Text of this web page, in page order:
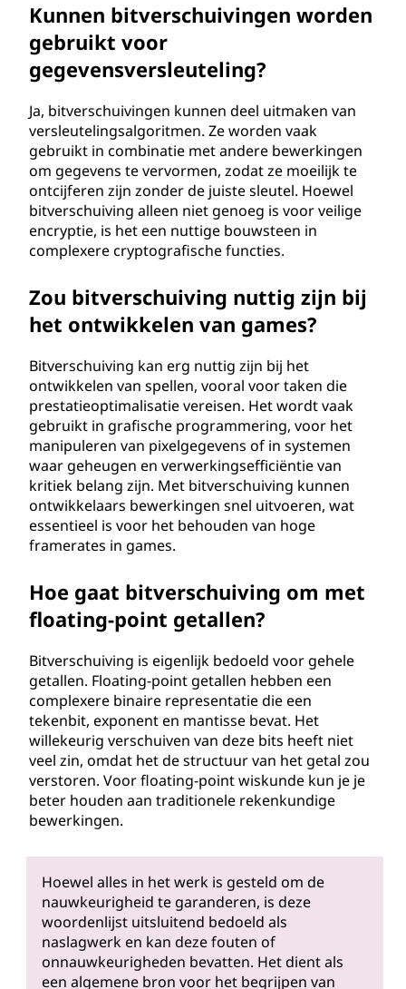
Kunnen bitverschuivingen worden
gebruikt voor
gegevensversleuteling?
Ja, bitverschuivingen kunnen deel uitmaken van
versleutelingsalgoritmen. Ze worden vaak
gebruikt in combinatie met andere bewerkingen
om gegevens te vervormen, zodat ze moeilijk te
ontcijferen zijn zonder de juiste sleutel. Hoewel
bitverschuiving alleen niet genoeg is voor veilige
encryptie, is het een nuttige bouwsteen in
complexere cryptografische functies.
Zou bitverschuiving nuttig zijn bij
het ontwikkelen van games?
Bitverschuiving kan erg nuttig zijn bij het
ontwikkelen van spellen, vooral voor taken die
prestatieoptimalisatie vereisen. Het wordt vaak
gebruikt in grafische programmering, voor het
manipuleren van pixelgegevens of in systemen
waar geheugen en verwerkingsefficiëntie van
kritiek belang zijn. Met bitverschuiving kunnen
ontwikkelaars bewerkingen snel uitvoeren, wat
essentieel is voor het behouden van hoge
framerates in games.
Hoe gaat bitverschuiving om met
floating-point getallen?
Bitverschuiving is eigenlijk bedoeld voor gehele
getallen. Floating-point getallen hebben een
complexere binaire representatie die een
tekenbit, exponent en mantisse bevat. Het
willekeurig verschuiven van deze bits heeft niet
veel zin, omdat het de structuur van het getal zou
verstoren. Voor floating-point wiskunde kun je je
beter houden aan traditionele rekenkundige
bewerkingen.
Hoewel alles in het werk is gesteld om de
nauwkeurigheid te garanderen, is deze
woordenlijst uitsluitend bedoeld als
naslagwerk en kan deze fouten of
onnauwkeurigheden bevatten. Het dient als
een algemene bron voor het begrijpen van